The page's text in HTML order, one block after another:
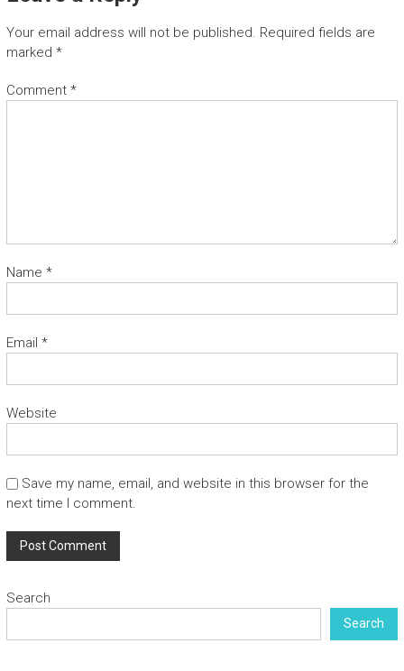
Your email address will not be published. Required fields are
marked *
Comment *
Name *
Email *
Website
Save my name, email, and website in this browser for the
next time I comment.
Search
Search